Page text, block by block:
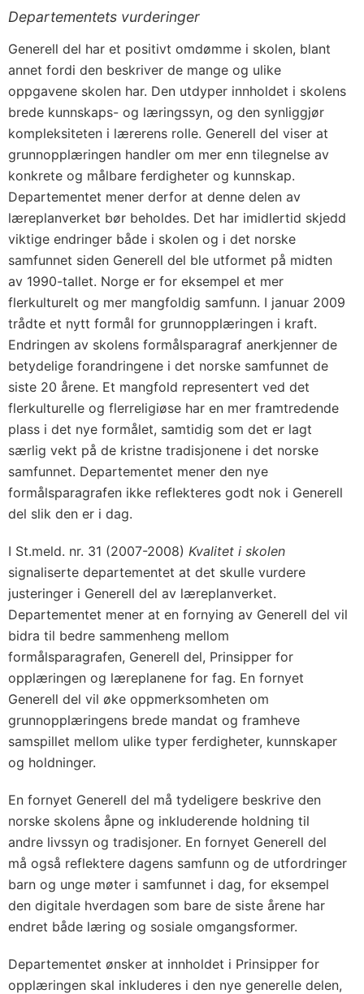
Departementets vurderinger
Generell del har et positivt omdømme i skolen, blant
annet fordi den beskriver de mange og ulike
oppgavene skolen har. Den utdyper innholdet i skolens
brede kunnskaps- og læringssyn, og den synliggjør
kompleksiteten i lærerens rolle. Generell del viser at
grunnopplæringen handler om mer enn tilegnelse av
konkrete og målbare ferdigheter og kunnskap.
Departementet mener derfor at denne delen av
læreplanverket bør beholdes. Det har imidlertid skjedd
viktige endringer både i skolen og i det norske
samfunnet siden Generell del ble utformet på midten
av 1990-tallet. Norge er for eksempel et mer
flerkulturelt og mer mangfoldig samfunn. I januar 2009
trådte et nytt formål for grunnopplæringen i kraft.
Endringen av skolens formålsparagraf anerkjenner de
betydelige forandringene i det norske samfunnet de
siste 20 årene. Et mangfold representert ved det
flerkulturelle og flerreligiøse har en mer framtredende
plass i det nye formålet, samtidig som det er lagt
særlig vekt på de kristne tradisjonene i det norske
samfunnet. Departementet mener den nye
formålsparagrafen ikke reflekteres godt nok i Generell
del slik den er i dag.
I St.meld. nr. 31 (2007-2008) Kvalitet i skolen
signaliserte departementet at det skulle vurdere
justeringer i Generell del av læreplanverket.
Departementet mener at en fornying av Generell del vil
bidra til bedre sammenheng mellom
formålsparagrafen, Generell del, Prinsipper for
opplæringen og læreplanene for fag. En fornyet
Generell del vil øke oppmerksomheten om
grunnopplæringens brede mandat og framheve
samspillet mellom ulike typer ferdigheter, kunnskaper
og holdninger.
En fornyet Generell del må tydeligere beskrive den
norske skolens åpne og inkluderende holdning til
andre livssyn og tradisjoner. En fornyet Generell del
må også reflektere dagens samfunn og de utfordringer
barn og unge møter i samfunnet i dag, for eksempel
den digitale hverdagen som bare de siste årene har
endret både læring og sosiale omgangsformer.
Departementet ønsker at innholdet i Prinsipper for
opplæringen skal inkluderes i den nye generelle delen,